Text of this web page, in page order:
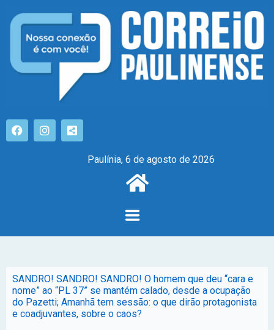
Paulínia, 6 de agosto de 2026
SANDRO! SANDRO! SANDRO! O homem que deu “cara e
nome” ao “PL 37” se mantém calado, desde a ocupação
do Pazetti; Amanhã tem sessão: o que dirão protagonista
e coadjuvantes, sobre o caos?